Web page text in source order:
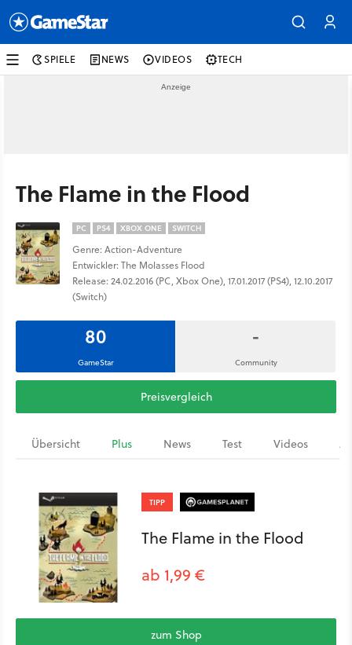
SPIELE NEWS VIDEOS TECH
The Flame in the Flood
PC PS4 XBOX ONE SWITCH
Genre: Action-Adventure
Entwickler: The Molasses Flood
Release: 24.02.2016 (PC, Xbox One), 17.01.2017 (PS4), 12.10.2017
(Switch)
80
GameStar
-
Community
Preisvergleich
Übersicht Plus News Test Videos
TIPP
The Flame in the Flood
ab 1,99 €
zum Shop